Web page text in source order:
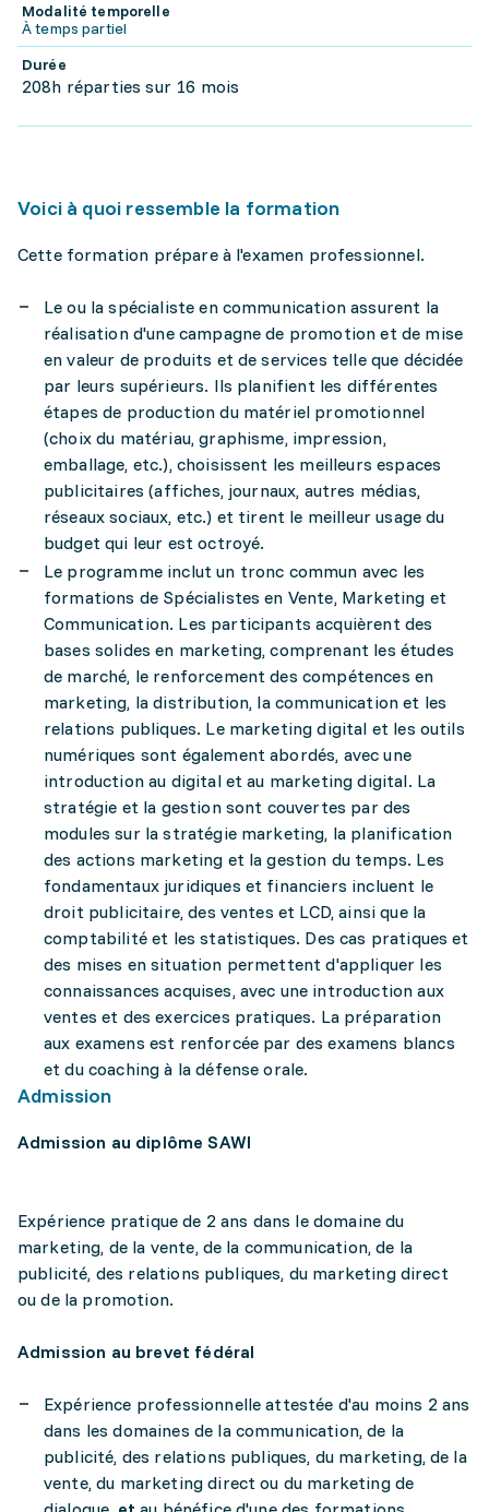
Modalité temporelle
À temps partiel
Durée
208h réparties sur 16 mois
Voici à quoi ressemble la formation
Cette formation prépare à l'examen professionnel.
Le ou la spécialiste en communication assurent la
réalisation d'une campagne de promotion et de mise
en valeur de produits et de services telle que décidée
par leurs supérieurs. Ils planifient les différentes
étapes de production du matériel promotionnel
(choix du matériau, graphisme, impression,
emballage, etc.), choisissent les meilleurs espaces
publicitaires (affiches, journaux, autres médias,
réseaux sociaux, etc.) et tirent le meilleur usage du
budget qui leur est octroyé.
Le programme inclut un tronc commun avec les
formations de Spécialistes en Vente, Marketing et
Communication. Les participants acquièrent des
bases solides en marketing, comprenant les études
de marché, le renforcement des compétences en
marketing, la distribution, la communication et les
relations publiques. Le marketing digital et les outils
numériques sont également abordés, avec une
introduction au digital et au marketing digital. La
stratégie et la gestion sont couvertes par des
modules sur la stratégie marketing, la planification
des actions marketing et la gestion du temps. Les
fondamentaux juridiques et financiers incluent le
droit publicitaire, des ventes et LCD, ainsi que la
comptabilité et les statistiques. Des cas pratiques et
des mises en situation permettent d'appliquer les
connaissances acquises, avec une introduction aux
ventes et des exercices pratiques. La préparation
aux examens est renforcée par des examens blancs
et du coaching à la défense orale.
Admission
Admission au diplôme SAWI
Expérience pratique de 2 ans dans le domaine du
marketing, de la vente, de la communication, de la
publicité, des relations publiques, du marketing direct
ou de la promotion.
Admission au brevet fédéral
Expérience professionnelle attestée d'au moins 2 ans
dans les domaines de la communication, de la
publicité, des relations publiques, du marketing, de la
vente, du marketing direct ou du marketing de